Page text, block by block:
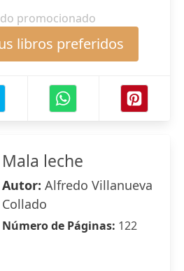
promocionado
libros preferidos
Mala leche
Autor: Alfredo Villanueva
Collado
Número de Páginas: 122